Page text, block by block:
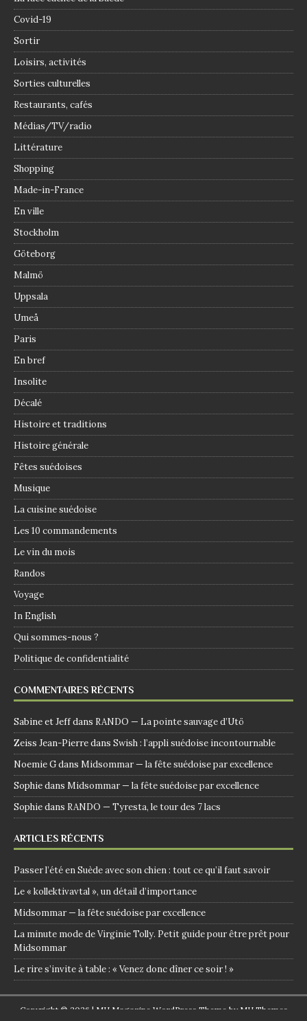
Covid-19
Sortir
Loisirs, activités
Sorties culturelles
Restaurants, cafés
Médias/TV/radio
Littérature
Shopping
Made-in-France
En ville
Stockholm
Göteborg
Malmö
Uppsala
Umeå
Paris
En bref
Insolite
Décalé
Histoire et traditions
Histoire générale
Fêtes suédoises
Musique
La cuisine suédoise
Les 10 commandements
Le vin du mois
Randos
Voyage
In English
Qui sommes-nous ?
Politique de confidentialité
COMMENTAIRES RÉCENTS
Sabine et Jeffdans RANDO — La pointe sauvage d’Utö
Zeiss Jean-Pierredans Swish : l’appli suédoise incontournable
Noemie Gdans Midsommar — la fête suédoise par excellence
Sophiedans Midsommar — la fête suédoise par excellence
Sophiedans RANDO — Tyresta, le tour des 7 lacs
ARTICLES RÉCENTS
Passer l’été en Suède avec son chien : tout ce qu’il faut savoir
Le « kollektivavtal », un détail d’importance
Midsommar — la fête suédoise par excellence
La minute mode de Virginie Tolly. Petit guide pour être prêt pour
Midsommar
Le rire s’invite à table : « Venez donc dîner ce soir ! »
Copyright © 2026 | MH Magazine WordPress Theme by MH Themes